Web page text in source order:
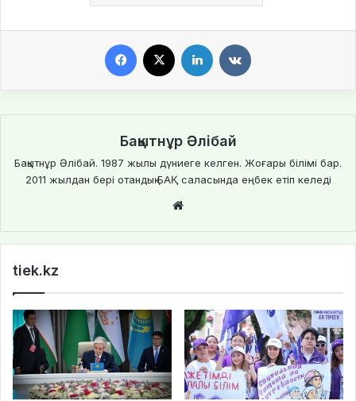
Бақытнұр Әлібай
Бақытнұр Әлібай. 1987 жылы дүниеге келген. Жоғары білімі бар.
2011 жылдан бері отандық БАҚ саласында еңбек етіп келеді
te
tiek.kz